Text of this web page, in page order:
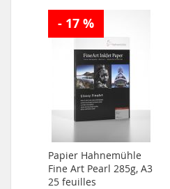
- 17 %
Papier Hahnemühle
Fine Art Pearl 285g, A3
25 feuilles